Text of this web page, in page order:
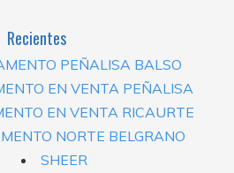
Recientes
PEÑALISA BALSO
EN VENTA PEÑALISA
EN VENTA RICAURTE
NORTE BELGRANO
SHEER